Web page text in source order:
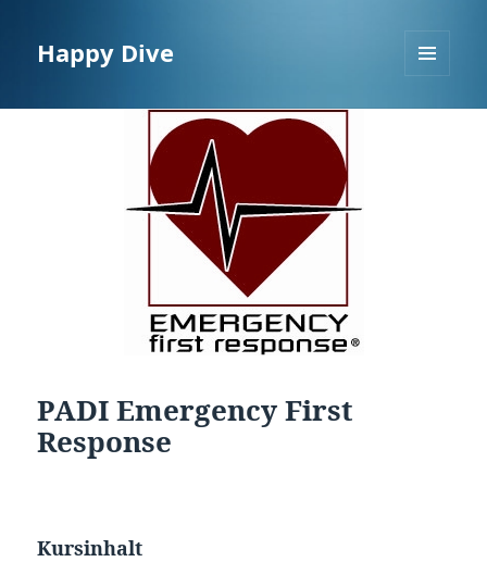
Happy Dive
PADI Emergency First
Response
Kursinhalt